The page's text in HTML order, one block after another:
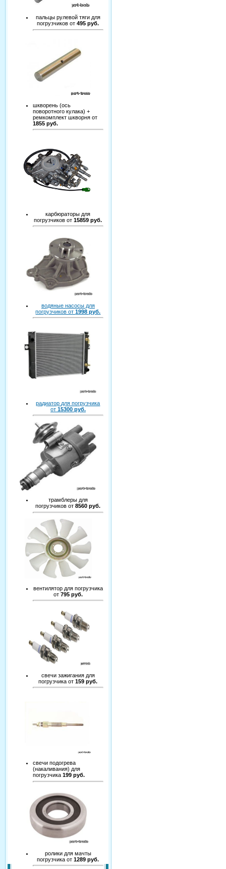
пальцы рулевой тяги для
погрузчиков от495 руб.
шкворень (ось
поворотного кулака) +
ремкомплект шкворня от
1855 руб.
карбюраторы для
погрузчиков от15859 руб.
водяные насосы для
погрузчиков от1998 руб.
радиатор для погрузчика
от 15300 руб.
трамблеры для
погрузчиков от8560 руб.
вентилятор для погрузчика
от 795 руб.
свечи зажигания для
погрузчика от159 руб.
свечи подогрева
(накаливания) для
погрузчика 199 руб.
ролики для мачты
погрузчика от1289 руб.